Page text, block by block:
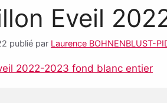
Eveil
publié par Laurence BOHNENBLUST-
2022-2023 fond blanc entier